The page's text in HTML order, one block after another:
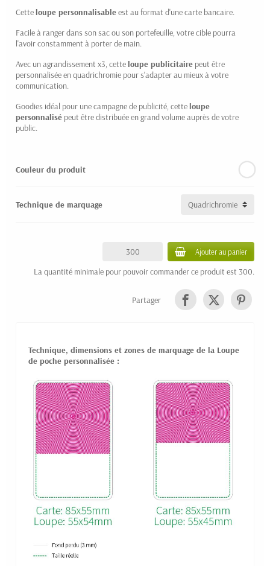
(1 avis)
Cetteloupe personnalisableest au format d'une carte bancaire.
Facile à ranger dans son sac ou son portefeuille, votre cible pourra
l'avoir constamment à porter de main.
Avec un agrandissement x3, cetteloupe publicitaire peut être
personnalisée en quadrichromie pour s'adapter au mieux à votre
communication.
Goodies idéal pour une campagne de publicité, cetteloupe
personnalisé peut être distribuée en grand volume auprès de votre
public.
Couleur du produit
Technique de marquage
Ajouter au panier
La quantité minimale pour pouvoir commander ce produit est 300.
Partager
Technique, dimensions et zones de marquage de la Loupe
de poche personnalisée :